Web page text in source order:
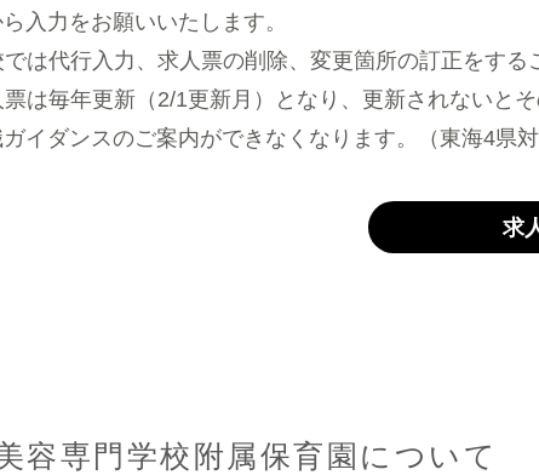
入力をお願いいたします。
は代行入力、求人票の削除、変更箇所の訂正をする
は毎年更新（2/1更新月）となり、更新されないと
イダンスのご案内ができなくなります。（東海4県対
求
容専門学校附属保育園について